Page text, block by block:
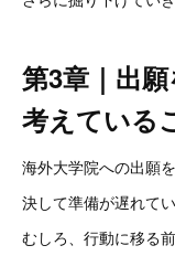
第3章｜出
考えている
海外大学院への出願
決して準備が遅れて
むしろ、行動に移る